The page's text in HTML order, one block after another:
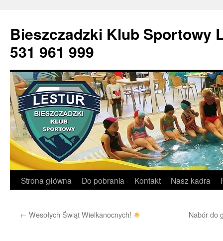
Bieszczadzki Klub
531 961 999
Przejdź
treści
Strona główna Do pobrania Kontakt Nasz kadra
← Wesołych Świąt Wielkanocnych! Nabór do